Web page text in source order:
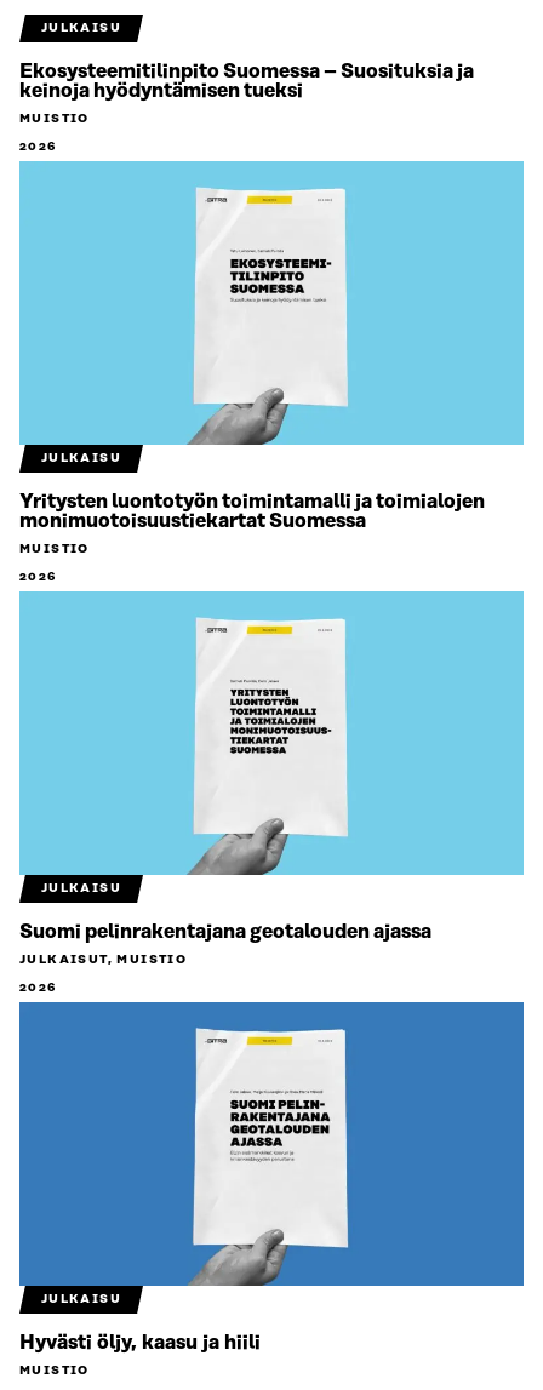
JULKAISU
Ekosysteemitilinpito Suomessa – Suosituksia ja
keinoja hyödyntämisen tueksi
MUISTIO
2026
JULKAISU
Yritysten luontotyön toimintamalli ja toimialojen
monimuotoisuustiekartat Suomessa
MUISTIO
2026
JULKAISU
Suomi pelinrakentajana geotalouden ajassa
JULKAISUT, MUISTIO
2026
JULKAISU
Hyvästi öljy, kaasu ja hiili
MUISTIO